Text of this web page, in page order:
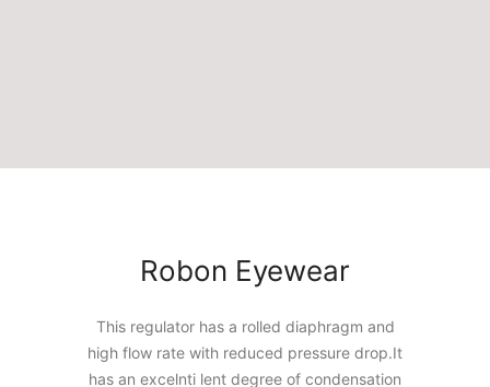
Robon Eyewear
This regulator has a rolled diaphragm and
high flow rate with reduced pressure drop.It
has an excelnti lent degree of condensation